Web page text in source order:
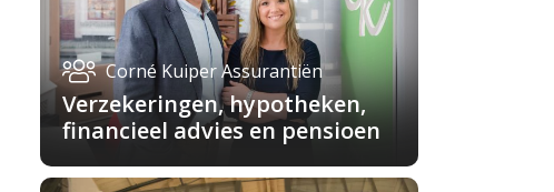
Corné Kuiper Assurantiën
Verzekeringen, hypotheken,
financieel advies en pensioen